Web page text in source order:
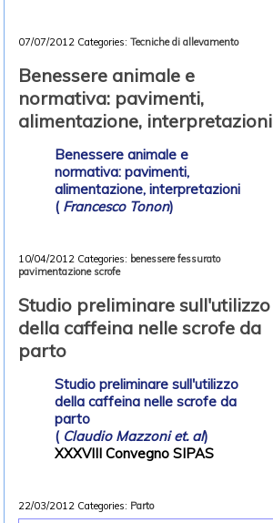
07/07/2012 Categories:Tecniche di allevamento
Benessere animale e
normativa: pavimenti,
alimentazione, interpretazioni
Benessere animale e
normativa: pavimenti,
alimentazione, interpretazioni
(Francesco Tonon)
10/04/2012 Categories: benessere fessurato
pavimentazione scrofe
Studio preliminare sull'utilizzo
della caffeina nelle scrofe da
parto
Studio preliminare sull'utilizzo
della caffeina nelle scrofe da
parto
(Claudio Mazzoni et. al)
XXXVIII Convegno SIPAS
22/03/2012 Categories: Parto